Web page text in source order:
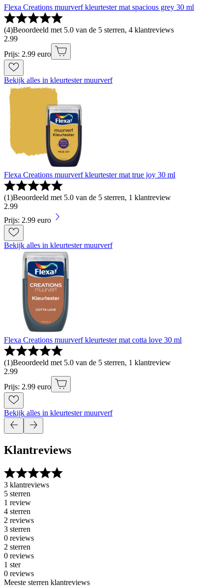
Flexa Creations muurverf kleurtester mat spacious grey 30 ml
(4)Beoordeeld met 5.0 van de 5 sterren, 4 klantreviews
2.99
Prijs: 2.99 euro
Bekijk alles in kleurtester muurverf
Flexa Creations muurverf kleurtester mat true joy 30 ml
(1)Beoordeeld met 5.0 van de 5 sterren, 1 klantreview
2.99
Prijs: 2.99 euro
Bekijk alles in kleurtester muurverf
Flexa Creations muurverf kleurtester mat cotta love 30 ml
(1)Beoordeeld met 5.0 van de 5 sterren, 1 klantreview
2.99
Prijs: 2.99 euro
Bekijk alles in kleurtester muurverf
Klantreviews
3 klantreviews
5 sterren
1 review
4 sterren
2 reviews
3 sterren
0 reviews
2 sterren
0 reviews
1 ster
0 reviews
Meeste sterren klantreviews